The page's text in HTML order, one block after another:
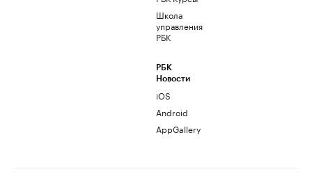
Школа
управления
РБК
РБК
Новости
iOS
Android
AppGallery